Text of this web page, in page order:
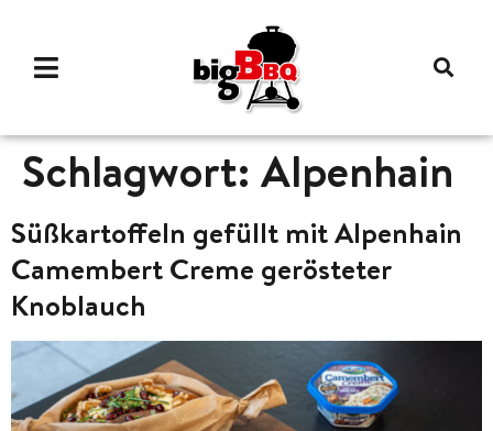
Schlagwort: Alpenhain
Süßkartoffeln gefüllt mit Alpenhain
Camembert Creme gerösteter
Knoblauch